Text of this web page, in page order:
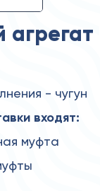
агрегат
- чугун
входят:
муфта